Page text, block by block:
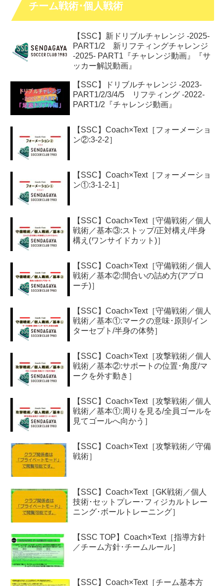
チーム戦術･個人戦術
【SSC】新ドリブルチャレンジ -2025-
PART1/2 新リフティングチャレンジ
-2025- PART1『チャレンジ動画』『サ
ッカー解説動画』
【SSC】ドリブルチャレンジ -2023-
PART1/2/3/4/5 リフティング -2022-
PART1/2『チャレンジ動画』
【SSC】Coach×Text［フォーメーショ
ン②:3-2-2］
【SSC】Coach×Text［フォーメーショ
ン①:3-1-2-1］
【SSC】Coach×Text［守備戦術／個人
戦術／基本③:ストップ/正対構え/半身
構え(ワンサイドカット)］
【SSC】Coach×Text［守備戦術／個人
戦術／基本②:間合いの詰め方(アプロ
ーチ)］
【SSC】Coach×Text［守備戦術／個人
戦術／基本①:マークの意味･原則/イン
ターセプト/半身の体勢］
【SSC】Coach×Text［攻撃戦術／個人
戦術／基本②:サポートの位置･角度/マ
ークを外す動き］
【SSC】Coach×Text［攻撃戦術／個人
戦術／基本①:周りを見る/全員ゴールを
見てゴールへ向かう］
【SSC】Coach×Text［攻撃戦術／守備
戦術］
【SSC】Coach×Text［GK戦術／個人
技術･セットプレー･フィジカルトレー
ニング･ボールトレーニング］
【SSC TOP】Coach×Text［指導方針
／チーム方針･チームルール］
【SSC】Coach×Text［チーム基本方